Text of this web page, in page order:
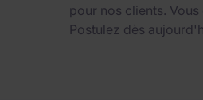
pour nos clients.
Postulez dès